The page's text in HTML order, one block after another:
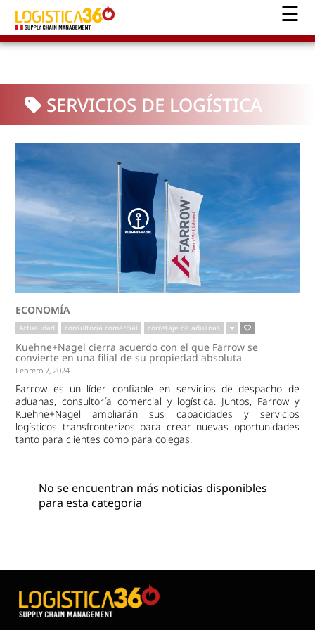
SERVICIOS DE LOGÍSTICA
ECONOMÍA
Actualidad consultoría comercial corretaje de aduanas
Kuehne+Nagel cierra acuerdo con el que Farrow se
convierte en una filial de su propiedad absoluta
Febrero 7, 2024
Farrow es un líder confiable en servicios de despacho de
aduanas, consultoría comercial y logística. Juntos, Farrow y
Kuehne+Nagel ampliarán sus capacidades y servicios
logísticos transfronterizos para crear nuevas oportunidades
tanto para clientes como para colegas.
No se encuentran más noticias disponibles
para esta categoria